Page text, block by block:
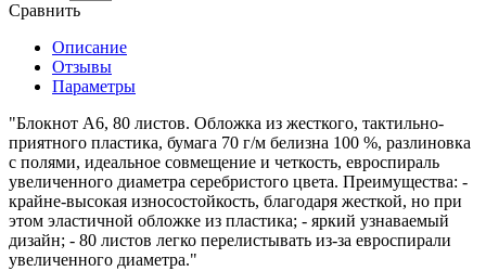
Сравнить
Описание
Отзывы
Параметры
"Блокнот А6, 80 листов. Обложка из жесткого, тактильно-
приятного пластика, бумага 70 г/м белизна 100 %, разлиновка
с полями, идеальное совмещение и четкость, евроспираль
увеличенного диаметра серебристого цвета. Преимущества: -
крайне-высокая износостойкость, благодаря жесткой, но при
этом эластичной обложке из пластика; - яркий узнаваемый
дизайн; - 80 листов легко перелистывать из-за евроспирали
увеличенного диаметра."